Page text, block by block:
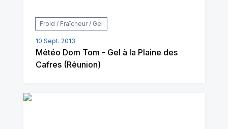
Froid / Fraîcheur / Gel
10 Sept. 2013
Météo Dom Tom - Gel à la Plaine des
Cafres (Réunion)